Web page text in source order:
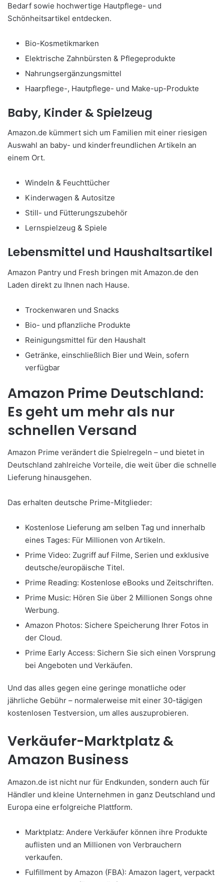
Bedarf sowie hochwertige Hautpflege- und
Schönheitsartikel entdecken.
Bio-Kosmetikmarken
Elektrische Zahnbürsten & Pflegeprodukte
Nahrungsergänzungsmittel
Haarpflege-, Hautpflege- und Make-up-Produkte
Baby, Kinder & Spielzeug
Amazon.de kümmert sich um Familien mit einer riesigen
Auswahl an baby- und kinderfreundlichen Artikeln an
einem Ort.
Windeln & Feuchttücher
Kinderwagen & Autositze
Still- und Fütterungszubehör
Lernspielzeug & Spiele
Lebensmittel und Haushaltsartikel
Amazon Pantry und Fresh bringen mit Amazon.de den
Laden direkt zu Ihnen nach Hause.
Trockenwaren und Snacks
Bio- und pflanzliche Produkte
Reinigungsmittel für den Haushalt
Getränke, einschließlich Bier und Wein, sofern
verfügbar
Amazon Prime Deutschland:
Es geht um mehr als nur
schnellen Versand
Amazon Prime verändert die Spielregeln – und bietet in
Deutschland zahlreiche Vorteile, die weit über die schnelle
Lieferung hinausgehen.
Das erhalten deutsche Prime-Mitglieder:
Kostenlose Lieferung am selben Tag und innerhalb
eines Tages: Für Millionen von Artikeln.
Prime Video: Zugriff auf Filme, Serien und exklusive
deutsche/europäische Titel.
Prime Reading: Kostenlose eBooks und Zeitschriften.
Prime Music: Hören Sie über 2 Millionen Songs ohne
Werbung.
Amazon Photos: Sichere Speicherung Ihrer Fotos in
der Cloud.
Prime Early Access: Sichern Sie sich einen Vorsprung
bei Angeboten und Verkäufen.
Und das alles gegen eine geringe monatliche oder
jährliche Gebühr – normalerweise mit einer 30-tägigen
kostenlosen Testversion, um alles auszuprobieren.
Verkäufer-Marktplatz &
Amazon Business
Amazon.de ist nicht nur für Endkunden, sondern auch für
Händler und kleine Unternehmen in ganz Deutschland und
Europa eine erfolgreiche Plattform.
Marktplatz: Andere Verkäufer können ihre Produkte
auflisten und an Millionen von Verbrauchern
verkaufen.
Fulfillment by Amazon (FBA): Amazon lagert, verpackt